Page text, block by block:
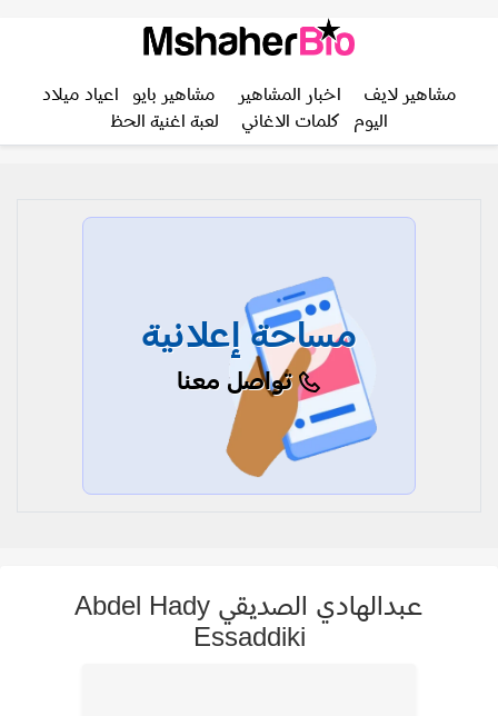
مشاهير لايف اخبار المشاهير مشاهير بايو
اعياد ميلاد
اليوم
كلمات الاغاني لعبة اغنية الحظ
مساحة إعلانية
تواصل معنا
عبدالهادي الصديقي Abdel Hady
Essaddiki